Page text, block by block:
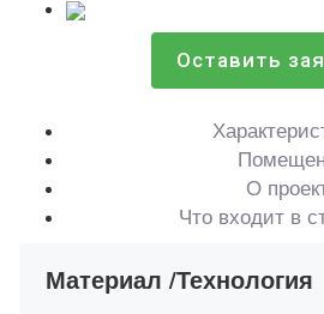
Оставить
О
Что входит в
Материал /Технология